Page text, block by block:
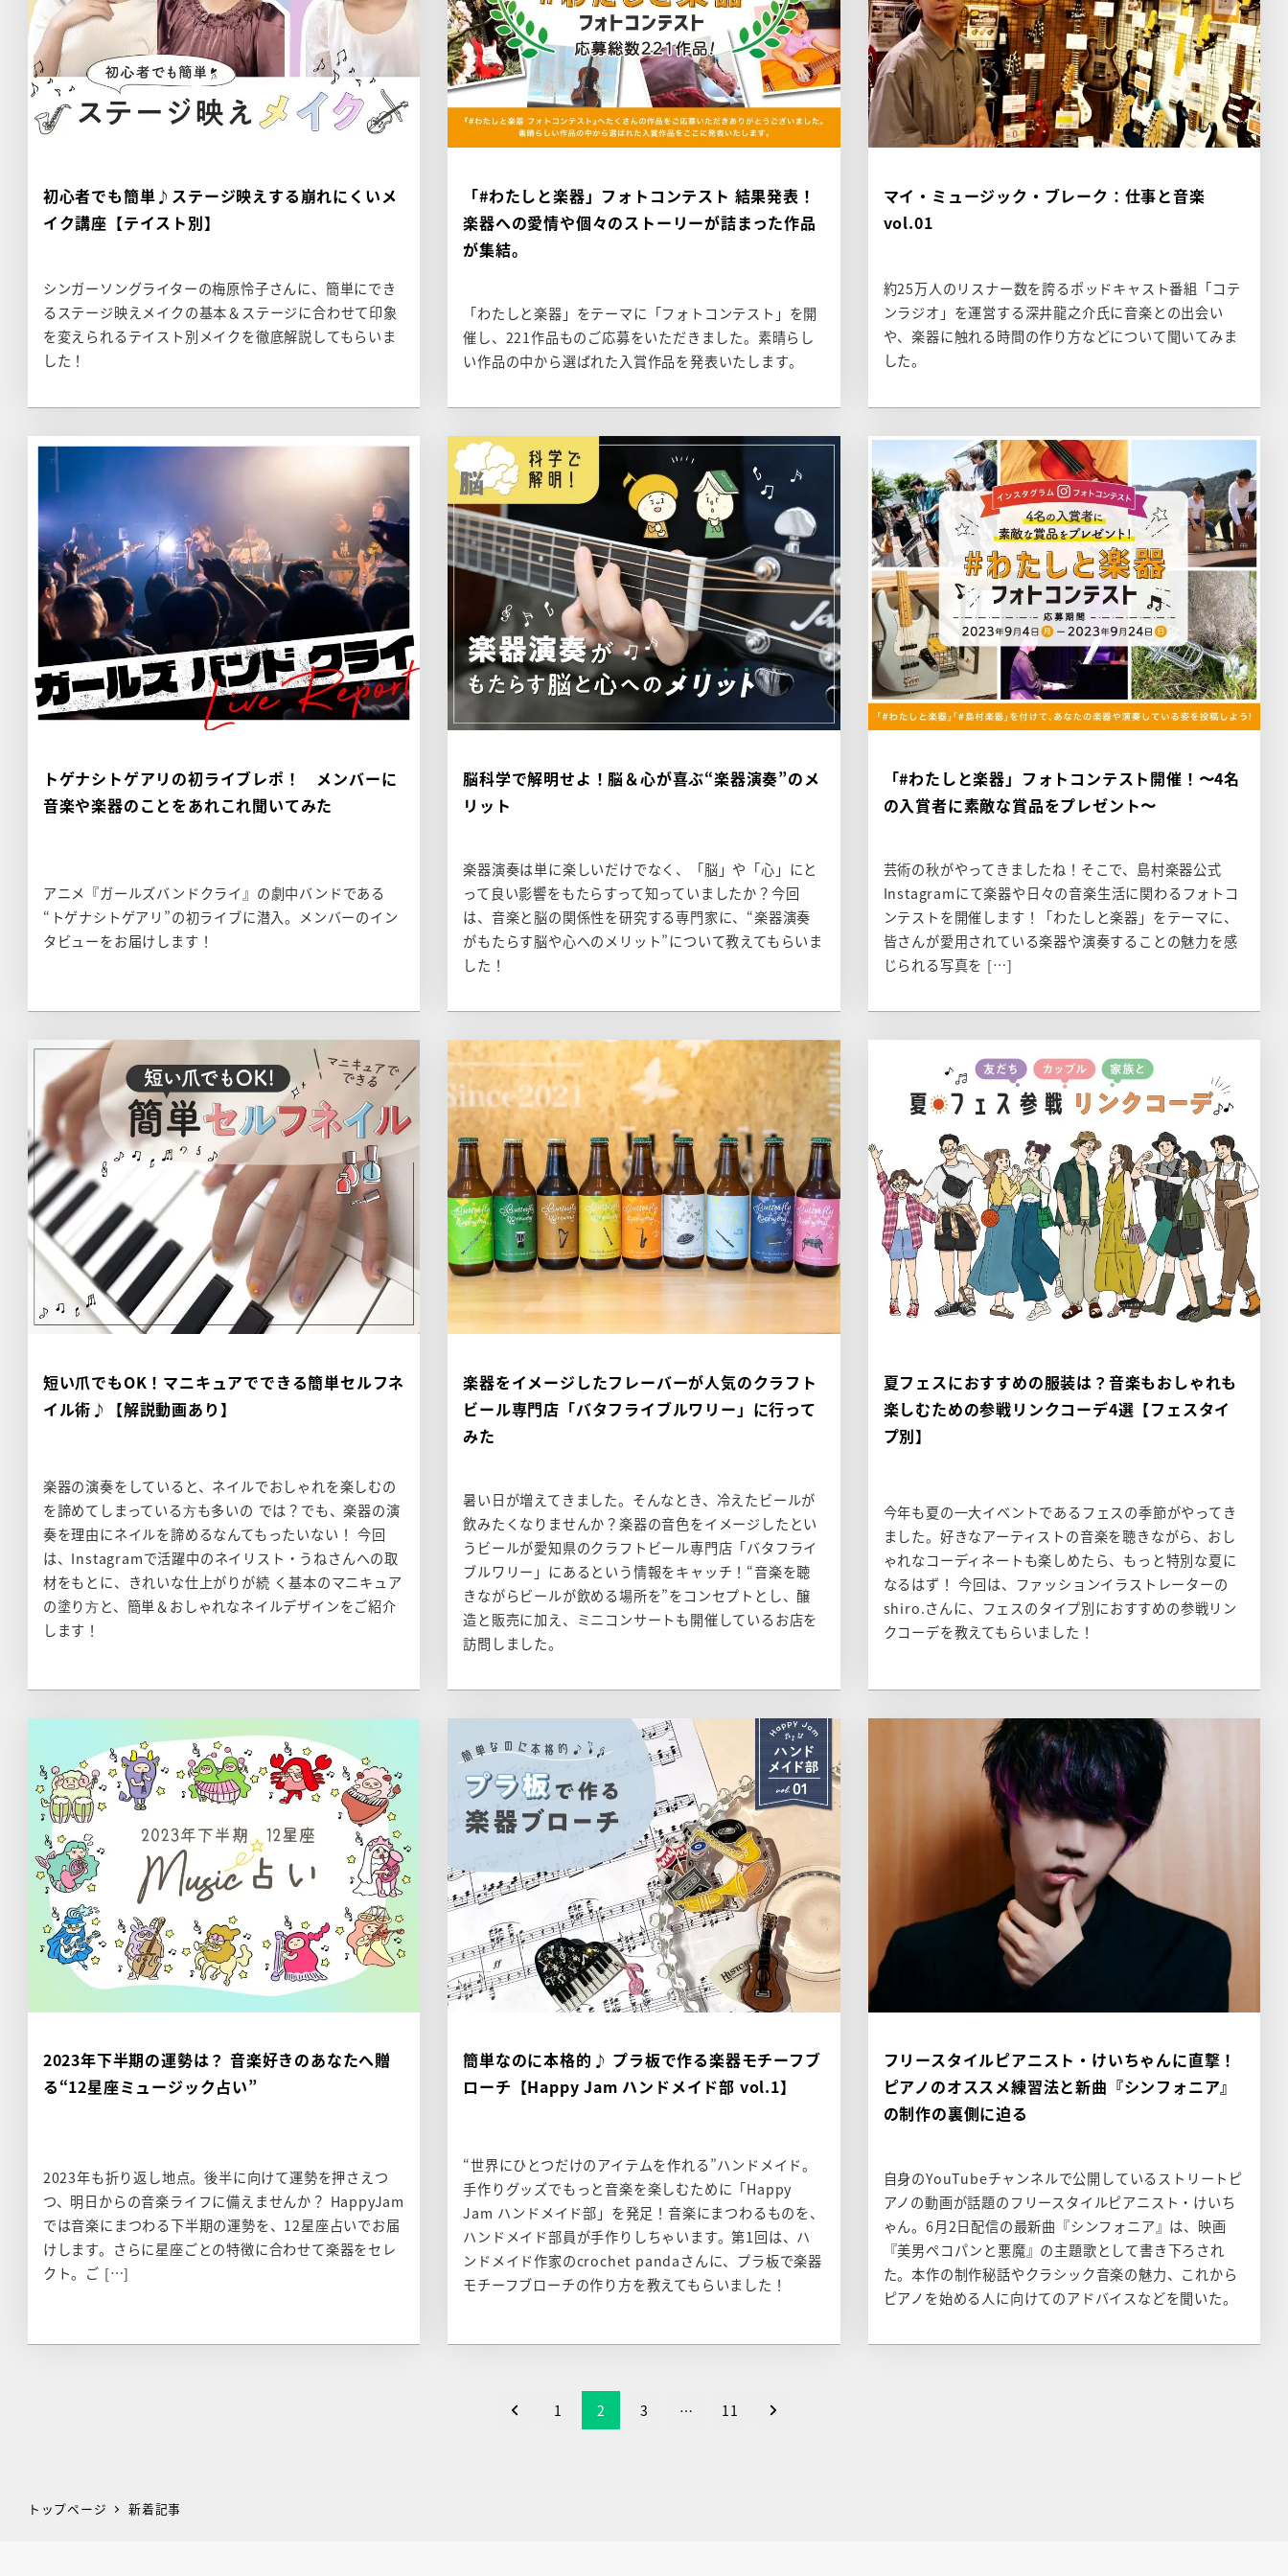
初心者でも簡単♪ステージ映えする崩れにくいメ
イク講座【テイスト別】
シンガーソングライターの梅原怜子さんに、簡単にでき
るステージ映えメイクの基本＆ステージに合わせて印象
を変えられるテイスト別メイクを徹底解説してもらいま
した！
「#わたしと楽器」フォトコンテスト 結果発表！
楽器への愛情や個々のストーリーが詰まった作品
が集結。
「わたしと楽器」をテーマに「フォトコンテスト」を開
催し、221作品ものご応募をいただきました。素晴らし
い作品の中から選ばれた入賞作品を発表いたします。
マイ・ミュージック・ブレーク：仕事と音楽
vol.01
約25万人のリスナー数を誇るポッドキャスト番組「コテ
ンラジオ」を運営する深井龍之介氏に音楽との出会い
や、楽器に触れる時間の作り方などについて聞いてみま
した。
トゲナシトゲアリの初ライブレポ！ メンバーに
音楽や楽器のことをあれこれ聞いてみた
アニメ『ガールズバンドクライ』の劇中バンドである
“トゲナシトゲアリ”の初ライブに潜入。メンバーのイン
タビューをお届けします！
脳科学で解明せよ！脳＆心が喜ぶ“楽器演奏”のメ
リット
楽器演奏は単に楽しいだけでなく、「脳」や「心」にと
って良い影響をもたらすって知っていましたか？今回
は、音楽と脳の関係性を研究する専門家に、“楽器演奏
がもたらす脳や心へのメリット”について教えてもらいま
した！
「#わたしと楽器」フォトコンテスト開催！〜4名
の入賞者に素敵な賞品をプレゼント〜
芸術の秋がやってきましたね！そこで、島村楽器公式
Instagramにて楽器や日々の音楽生活に関わるフォトコ
ンテストを開催します！「わたしと楽器」をテーマに、
皆さんが愛用されている楽器や演奏することの魅力を感
じられる写真を […]
短い爪でもOK！マニキュアでできる簡単セルフネ
イル術♪【解説動画あり】
楽器の演奏をしていると、ネイルでおしゃれを楽しむの
を諦めてしまっている⽅も多いの では？でも、楽器の演
奏を理由にネイルを諦めるなんてもったいない！ 今回
は、Instagramで活躍中のネイリスト・うねさんへの取
材をもとに、きれいな仕上がりが続 く基本のマニキュア
の塗り⽅と、簡単＆おしゃれなネイルデザインをご紹介
します！
楽器をイメージしたフレーバーが人気のクラフト
ビール専門店「バタフライブルワリー」に行って
みた
暑い日が増えてきました。そんなとき、冷えたビールが
飲みたくなりませんか？楽器の音色をイメージしたとい
うビールが愛知県のクラフトビール専門店「バタフライ
ブルワリー」にあるという情報をキャッチ！“音楽を聴
きながらビールが飲める場所を”をコンセプトとし、醸
造と販売に加え、ミニコンサートも開催しているお店を
訪問しました。
夏フェスにおすすめの服装は？音楽もおしゃれも
楽しむための参戦リンクコーデ4選【フェスタイ
プ別】
今年も夏の一大イベントであるフェスの季節がやってき
ました。好きなアーティストの音楽を聴きながら、おし
ゃれなコーディネートも楽しめたら、もっと特別な夏に
なるはず！ 今回は、ファッションイラストレーターの
shiro.さんに、フェスのタイプ別におすすめの参戦リン
クコーデを教えてもらいました！
2023年下半期の運勢は？ 音楽好きのあなたへ贈
る“12星座ミュージック占い”
2023年も折り返し地点。後半に向けて運勢を押さえつ
つ、明日からの音楽ライフに備えませんか？ HappyJam
では音楽にまつわる下半期の運勢を、12星座占いでお届
けします。さらに星座ごとの特徴に合わせて楽器をセレ
クト。ご […]
簡単なのに本格的♪ プラ板で作る楽器モチーフブ
ローチ【Happy Jam ハンドメイド部 vol.1】
“世界にひとつだけのアイテムを作れる”ハンドメイド。
手作りグッズでもっと音楽を楽しむために「Happy
Jam ハンドメイド部」を発足！音楽にまつわるものを、
ハンドメイド部員が手作りしちゃいます。第1回は、ハ
ンドメイド作家のcrochet pandaさんに、プラ板で楽器
モチーフブローチの作り方を教えてもらいました！
フリースタイルピアニスト・けいちゃんに直撃！
ピアノのオススメ練習法と新曲『シンフォニア』
の制作の裏側に迫る
自身のYouTubeチャンネルで公開しているストリートピ
アノの動画が話題のフリースタイルピアニスト・けいち
ゃん。6月2日配信の最新曲『シンフォニア』は、映画
『美男ペコパンと悪魔』の主題歌として書き下ろされ
た。本作の制作秘話やクラシック音楽の魅力、これから
ピアノを始める人に向けてのアドバイスなどを聞いた。
1 2 3 … 11
トップページ 新着記事